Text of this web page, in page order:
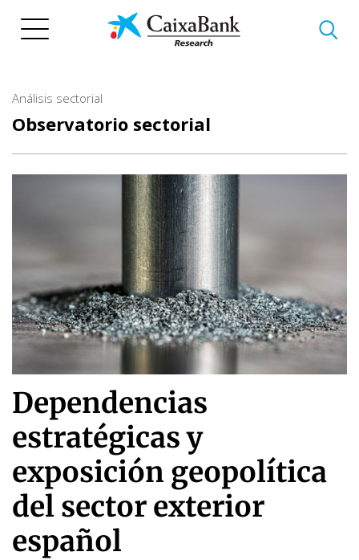
Análisis sectorial
Observatorio sectorial
Dependencias
estratégicas y
exposición geopolítica
del sector exterior
español